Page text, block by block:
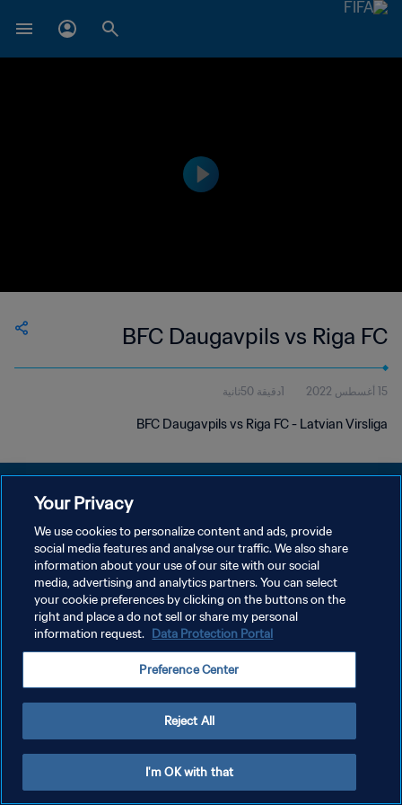
BFC Daugavpils vs Riga FC
15 أغسطس 2022 1دقيقة 50ثانية
BFC Daugavpils vs Riga FC - Latvian Virsliga
سياسة الخصوصية
شروط الخدمة
إدارة تفضيلات ملفات تعريف الارتباط
Your Privacy
We use cookies to personalize content and ads, provide
social media features and analyse our traffic. We also share
information about your use of our site with our social
media, advertising and analytics partners. You can select
your cookie preferences by clicking on the buttons on the
right and place a do not sell or share my personal
information request. Data Protection Portal
Preference Center
Reject All
I'm OK with that